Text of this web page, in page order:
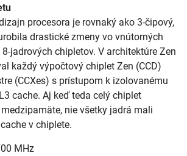
procesora je rovnaký ako 3-čipový,
drastické zmeny vo vnútorných
jadrových chipletov. V architektúre Zen
každý výpočtový chiplet Zen (CCD)
(CCXes) s prístupom k izolovanému
cache. Aj keď teda celý chiplet
nie všetky jadrá mali
v chiplete.
MHz